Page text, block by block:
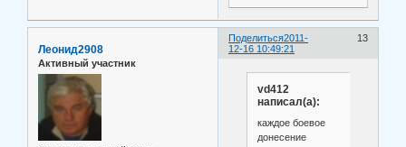
Поделиться 13
2011-
12-16 10:49:21
Леонид2908
Активный участник
vd412
написал(а):
каждое боевое
донесение